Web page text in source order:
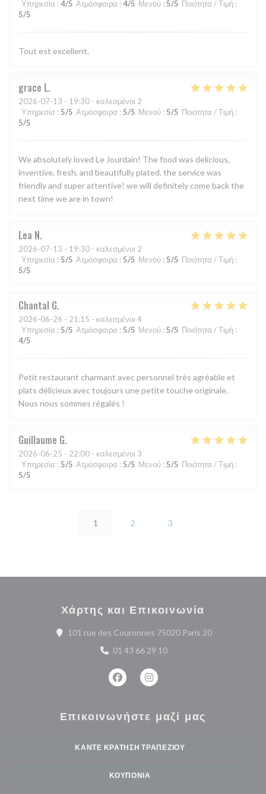
Υπηρεσία : 4/5 Ατμόσφαιρα : 4/5 Μενού : 5/5 Ποιότητα / Τιμή :
5/5
Tout est excellent.
grace L
2026-07-13 - 19:30 - καλεσμένοι 2
Υπηρεσία : 5/5 Ατμόσφαιρα : 5/5 Μενού : 5/5 Ποιότητα / Τιμή :
5/5
We absolutely loved Le Jourdain! The food was delicious,
inventive, fresh, and beautifully plated. the service was
friendly and super attentive! we will definitely come back the
next time we are in town!
Lea N
2026-07-13 - 19:30 - καλεσμένοι 2
Υπηρεσία : 5/5 Ατμόσφαιρα : 5/5 Μενού : 5/5 Ποιότητα / Τιμή :
5/5
Chantal G
2026-06-26 - 21:15 - καλεσμένοι 4
Υπηρεσία : 5/5 Ατμόσφαιρα : 5/5 Μενού : 5/5 Ποιότητα / Τιμή :
4/5
Petit restaurant charmant avec personnel très agréable et
plats délicieux avec toujours une petite touche originale.
Nous nous sommes régalés !
Guillaume G
2026-06-25 - 22:00 - καλεσμένοι 3
Υπηρεσία : 5/5 Ατμόσφαιρα : 5/5 Μενού : 5/5 Ποιότητα / Τιμή :
5/5
1 2 3
Χάρτης και Επικοινωνία
101 rue des Couronnes 75020 Paris 20((ανοίγει σε
01 43 66 29 10
Facebook ((ανοίγει σε νέο
Instagram ((ανοίγει σε νέο
Επικοινωνήστε μαζί μας
ΚΆΝΤΕ ΚΡΆΤΗΣΗ ΤΡΑΠΕΖΙΟΎ
ΚΟΥΠΌΝΙΑ